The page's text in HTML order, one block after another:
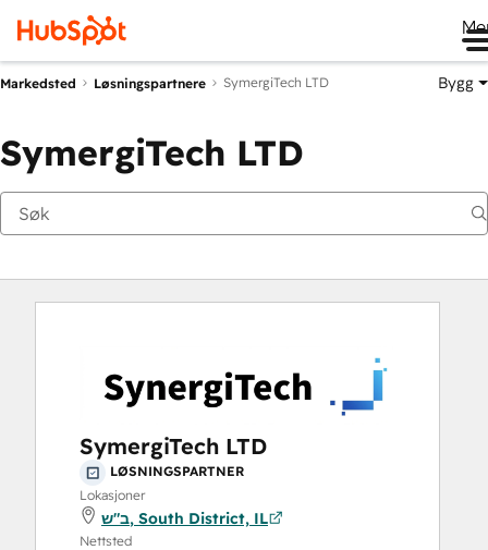
Markedsted Løsningspartnere SymergiTech LTD Bygg
SymergiTech LTD
SymergiTech LTD
LØSNINGSPARTNER
Lokasjoner
ב"ש, South District, IL
Nettsted